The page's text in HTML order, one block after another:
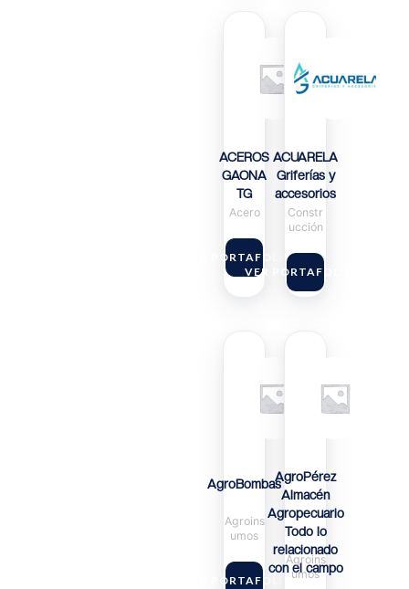
ACEROS
GAONA
TG
Acero
VER PORTAFOLIO
ACUARELA
Griferías y
accesorios
Constr
ucción
VER PORTAFOLIO
AgroBombas
Agroins
umos
VER PORTAFOLIO
AgroPérez
Almacén
Agropecuario
Todo lo
relacionado
con el campo
Agroins
umos